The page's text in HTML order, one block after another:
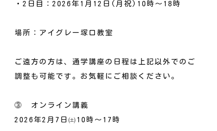
・2日目：2026年1月12日(月祝)10時～18時
場所：アイグレー塚口教室
ご遠方の方は、通学講座の日程は上記以外でのご
調整も可能です。お気軽にご相談ください。
③ オンライン講義
2026年2月7日㈯10時～17時